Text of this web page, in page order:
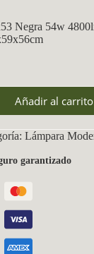
Negra 54w
Añadir al carrito
Lámpara
garantizado